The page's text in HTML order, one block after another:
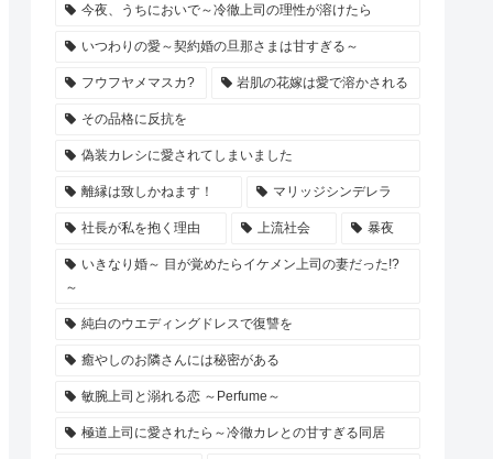
今夜、うちにおいで～冷徹上司の理性が溶けたら
いつわりの愛～契約婚の旦那さまは甘すぎる～
フウフヤメマスカ? 岩肌の花嫁は愛で溶かされる
その品格に反抗を
偽装カレシに愛されてしまいました
離縁は致しかねます！ マリッジシンデレラ
社長が私を抱く理由 上流社会 暴夜
いきなり婚～ 目が覚めたらイケメン上司の妻だった!?
～
純白のウエディングドレスで復讐を
癒やしのお隣さんには秘密がある
敏腕上司と溺れる恋 ～Perfume～
極道上司に愛されたら～冷徹カレとの甘すぎる同居